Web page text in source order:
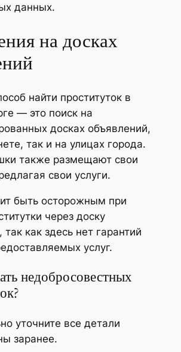
данных.
на досках
найти проституток в
— это поиск на
досках объявлений,
так и на улицах города.
также размещают свои
свои услуги.
быть осторожным при
через доску
как здесь нет гарантий
услуг.
недобросовестных
уточните все детали
заранее.